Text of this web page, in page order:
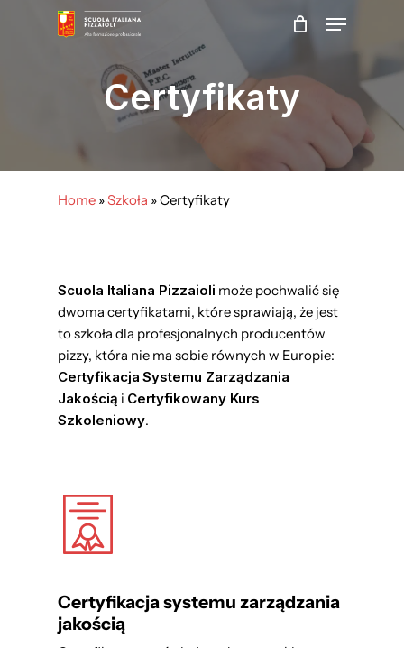
Menu
Certyfikaty
Home »Szkoła »Certyfikaty
Scuola Italiana Pizzaioli może pochwalić się
dwoma certyfikatami, które sprawiają, że jest
to szkoła dla profesjonalnych producentów
pizzy, która nie ma sobie równych w Europie:
Certyfikacja Systemu Zarządzania
Jakością i Certyfikowany Kurs
Szkoleniowy.
Certyfikacja systemu zarządzania
jakością
Close
Menu